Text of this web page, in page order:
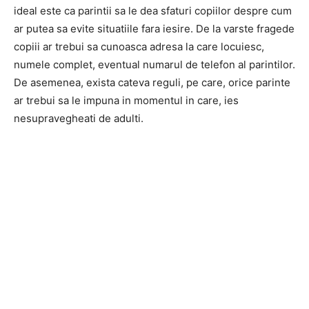
ideal este ca parintii sa le dea sfaturi copiilor despre cum
ar putea sa evite situatiile fara iesire. De la varste fragede
copiii ar trebui sa cunoasca adresa la care locuiesc,
numele complet, eventual numarul de telefon al parintilor.
De asemenea, exista cateva reguli, pe care, orice parinte
ar trebui sa le impuna in momentul in care, ies
nesupravegheati de adulti.